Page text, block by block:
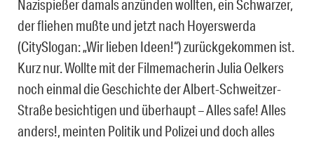
Nazispießer damals anzünden wollten, ein Schwarzer,
der fliehen mußte und jetzt nach Hoyerswerda
(CitySlogan: „Wir lieben Ideen!“) zurückgekommen ist.
Kurz nur. Wollte mit der Filmemacherin Julia Oelkers
noch einmal die Geschichte der Albert-Schweitzer-
Straße besichtigen und überhaupt – Alles safe! Alles
anders!, meinten Politik und Polizei und doch alles